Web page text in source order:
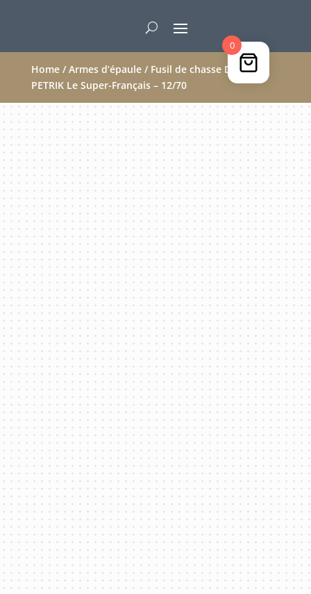
Home/ Armes d’épaule/ Fusil de chasse DAMON
PETRIK Le Super-Français – 12/70
0